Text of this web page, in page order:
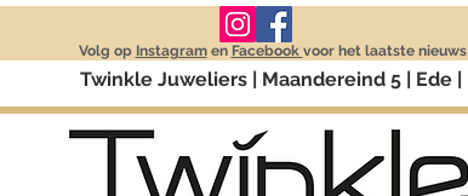
Volg op Instagramen Facebook voor het laatste nieuws
Twinkle Juweliers | Maandereind 5 | Ede |